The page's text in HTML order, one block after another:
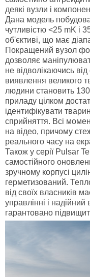
деякі вузли і
Дана модель
чутливістю <25 mK і
об'єктиві, що має
Покращений вузол
дозволяє
не відволікаючись
виявлення великого
людини становить
приладу цілком
ідентифікувати
сприйняття. Всі
на відео, причому
реального часу на
Також у серії Pulsar
самостійного
зручному корпусі
герметизований.
від своїх власників
управлінні і
гарантовано